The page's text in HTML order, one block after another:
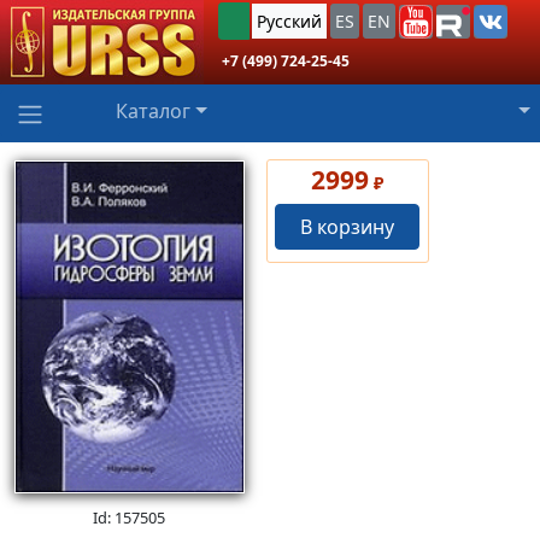
Русский ES EN
+7 (499) 724-25-45
Каталог
Id: 157505
2999 ₽
В корзину